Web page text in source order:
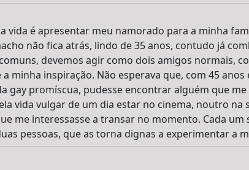
vida é apresentar meu namorado para a minha
não fica atrás, lindo de 35 anos, contudo já
devemos agir como dois amigos normais,
a minha inspiração. Não esperava que, com 45
gay promíscua, pudesse encontrar alguém que
vida vulgar de um dia estar no cinema, noutro na
me interessasse a transar no momento. Cada um
pessoas, que as torna dignas a experimentar a